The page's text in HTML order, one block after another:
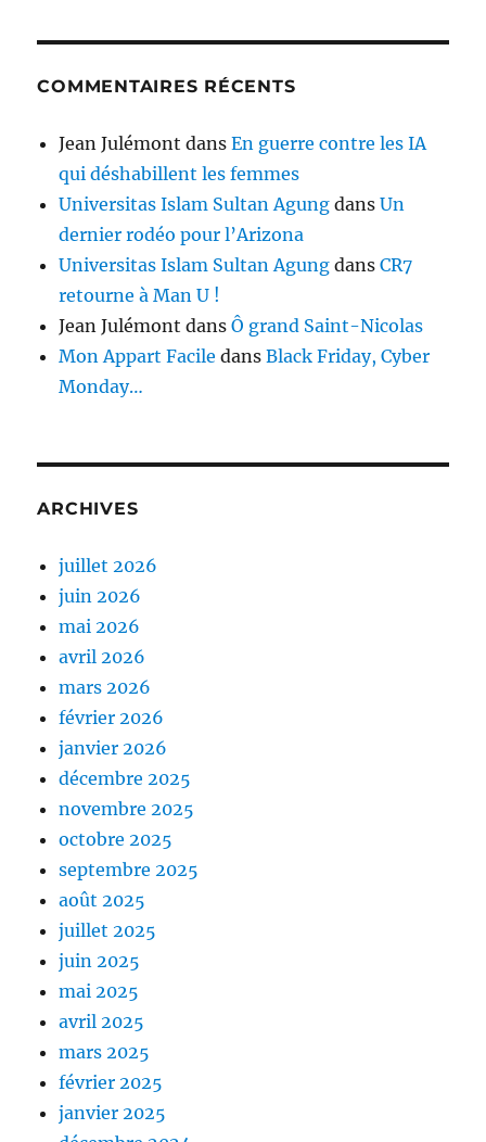
COMMENTAIRES RÉCENTS
Jean Julémont dansEn guerre contre les IA
qui déshabillent les femmes
Universitas Islam Sultan Agung dansUn
dernier rodéo pour l’Arizona
Universitas Islam Sultan Agung dansCR7
retourne à Man U !
Jean Julémont dansÔ grand Saint-Nicolas
Mon Appart Facile dansBlack Friday, Cyber
Monday…
ARCHIVES
juillet 2026
juin 2026
mai 2026
avril 2026
mars 2026
février 2026
janvier 2026
décembre 2025
novembre 2025
octobre 2025
septembre 2025
août 2025
juillet 2025
juin 2025
mai 2025
avril 2025
mars 2025
février 2025
janvier 2025